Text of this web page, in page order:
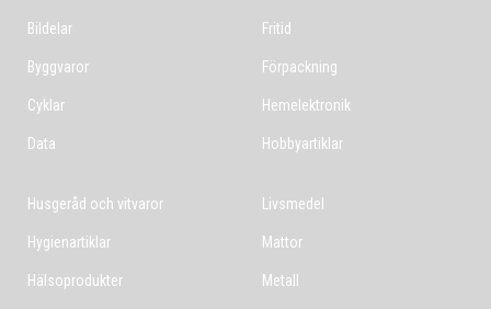
Bildelar
Byggvaror
Cyklar
Data
Fritid
Förpackning
Hemelektronik
Hobbyartiklar
Husgeråd och vitvaror
Hygienartiklar
Hälsoprodukter
Livsmedel
Mattor
Metall